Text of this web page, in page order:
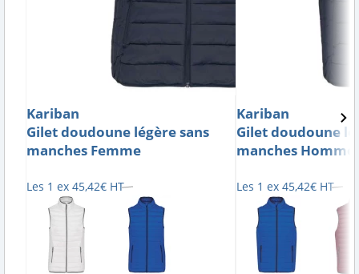
Kariban
Gilet doudoune légère sans
manches Femme
Les 1 ex 45,42€ HT
Kariban
Gilet doudoune
manches Homme
Les 1 ex 45,42€ HT